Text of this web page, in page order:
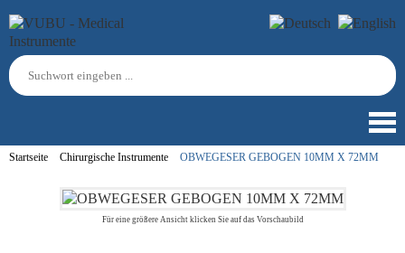
Startseite Chirurgische Instrumente OBWEGESER GEBOGEN 10MM X 72MM
Für eine größere Ansicht klicken Sie auf das Vorschaubild